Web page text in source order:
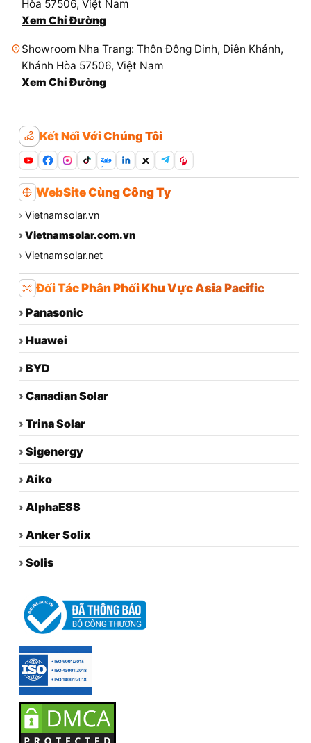
Hòa 57506, Việt Nam
Xem Chỉ Đường
Showroom Nha Trang: Thôn Đông Dinh, Diên Khánh,
Khánh Hòa 57506, Việt Nam
Xem Chỉ Đường
Kết Nối Với Chúng Tôi
Zalo
WebSite Cùng Công Ty
› Vietnamsolar.vn
› Vietnamsolar.com.vn
› Vietnamsolar.net
Đối Tác Phân Phối Khu Vực Asia Pacific
› Panasonic
› Huawei
› BYD
› Canadian Solar
› Trina Solar
› Sigenergy
› Aiko
› AlphaESS
› Anker Solix
› Solis